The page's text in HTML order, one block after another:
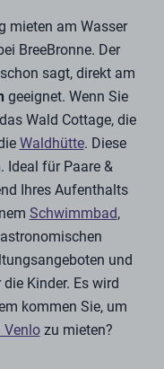
mieten am Wasser
BreeBronne. Der
sagt, direkt am
geeignet. Wenn Sie
Wald Cottage, die
Waldhütte. Diese
. Ideal für Paare &
Ihres Aufenthalts
Schwimmbad,
und
Kinder. Es wird
kommen Sie, um
Venlo zu mieten?